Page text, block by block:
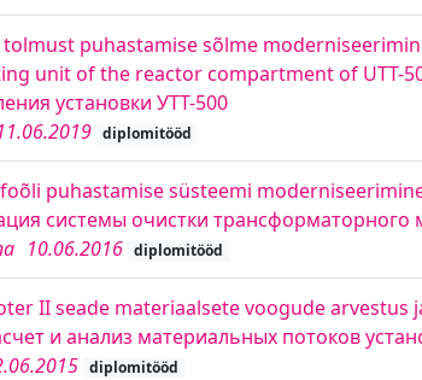
puhastamise sõlme
unit of the reactor compartment of UTT-
установки УТТ-500
diplomitööd
puhastamise süsteemi
системы очистки трансформаторного
10.06.2016 diplomitööd
II seade materiaalsete voogude
и анализ материальных потоков
diplomitööd